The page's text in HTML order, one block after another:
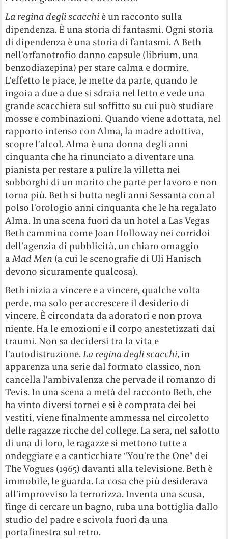
La regina degli scacchi è un racconto sulla
dipendenza. È una storia di fantasmi. Ogni storia
di dipendenza è una storia di fantasmi. A Beth
nell’orfanotrofio danno capsule (librium, una
benzodiazepina) per stare calma e dormire.
L’effetto le piace, le mette da parte, quando le
ingoia a due a due si sdraia nel letto e vede una
grande scacchiera sul soffitto su cui può studiare
mosse e combinazioni. Quando viene adottata, nel
rapporto intenso con Alma, la madre adottiva,
scopre l’alcol. Alma è una donna degli anni
cinquanta che ha rinunciato a diventare una
pianista per restare a pulire la villetta nei
sobborghi di un marito che parte per lavoro e non
torna più. Beth si butta negli anni Sessanta con al
polso l’orologio anni cinquanta che le ha regalato
Alma. In una scena fuori da un hotel a Las Vegas
Beth cammina come Joan Holloway nei corridoi
dell’agenzia di pubblicità, un chiaro omaggio
aMad Men (a cui le scenografie di Uli Hanisch
devono sicuramente qualcosa).
Beth inizia a vincere e a vincere, qualche volta
perde, ma solo per accrescere il desiderio di
vincere. È circondata da adoratori e non prova
niente. Ha le emozioni e il corpo anestetizzati dai
traumi. Non sa decidersi tra la vita e
l’autodistruzione.La regina degli scacchi, in
apparenza una serie dal formato classico, non
cancella l’ambivalenza che pervade il romanzo di
Tevis. In una scena a metà del racconto Beth, che
ha vinto diversi tornei e si è comprata dei bei
vestiti, viene finalmente ammessa nel circoletto
delle ragazze ricche del college. La sera, nel salotto
di una di loro, le ragazze si mettono tutte a
ondeggiare e a canticchiare “You’re the One” dei
The Vogues (1965) davanti alla televisione. Beth è
immobile, le guarda. La cosa che più desiderava
all’improvviso la terrorizza. Inventa una scusa,
finge di cercare un bagno, ruba una bottiglia dallo
studio del padre e scivola fuori da una
portafinestra sul retro.